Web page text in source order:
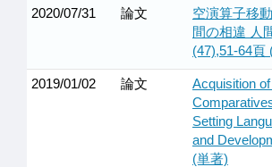
2020/07/31 論文
空演算子移
間の相違 人
(47),51-64頁
2019/01/02 論文
Acquisition
Setting
and
(単著)